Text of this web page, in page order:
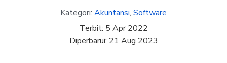
Kategori: Akuntansi, Software
Terbit: 5 Apr 2022
Diperbarui: 21 Aug 2023